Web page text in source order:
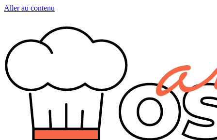
Aller au contenu